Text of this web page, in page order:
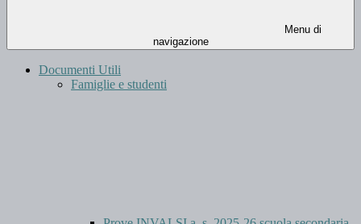
Menu di
navigazione
Documenti Utili
Famiglie e studenti